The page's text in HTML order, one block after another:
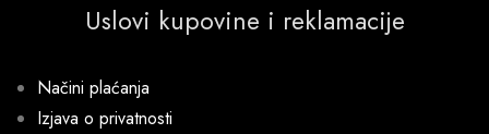
Uslovi kupovine i reklamacije
Načini plaćanja
Izjava o privatnosti